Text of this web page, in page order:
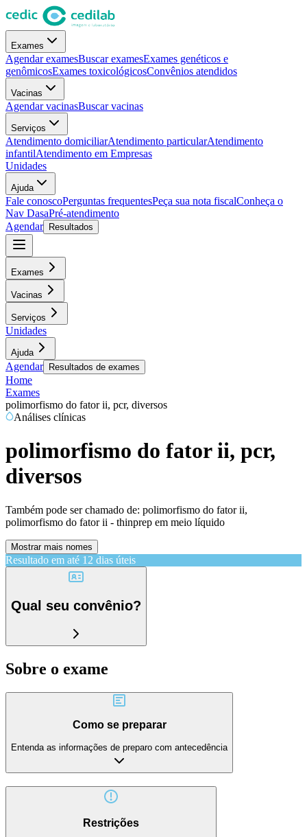
Exames
Agendar examesBuscar examesExames genéticos e
genômicosExames toxicológicosConvênios atendidos
Vacinas
Agendar vacinasBuscar vacinas
Serviços
Atendimento domiciliarAtendimento particularAtendimento
infantilAtendimento em Empresas
Unidades
Ajuda
Fale conoscoPerguntas frequentesPeça sua nota fiscalConheça o
Nav DasaPré-atendimento
Agendar
Resultados
Exames
Vacinas
Serviços
Unidades
Ajuda
Agendar Resultados de exames
Home
Exames
polimorfismo do fator ii, pcr, diversos
Análises clínicas
polimorfismo do fator ii, pcr,
diversos
Também pode ser chamado de: polimorfismo do fator ii,
polimorfismo do fator ii - thinprep em meio líquido
Mostrar mais nomes
Resultado em até 12 dias úteis
Qual seu convênio?
Sobre o exame
Como se preparar
Entenda as informações de preparo com antecedência
Restrições